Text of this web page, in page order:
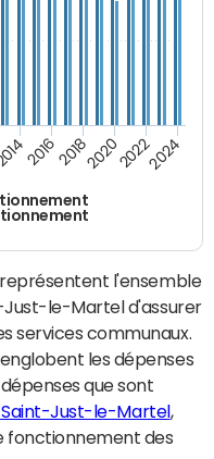
20162018202020222024
l'ensemble
le-Martel d'assurer
services communaux.
les dépenses
que sont
Just-le-Martel,
fonctionnement des